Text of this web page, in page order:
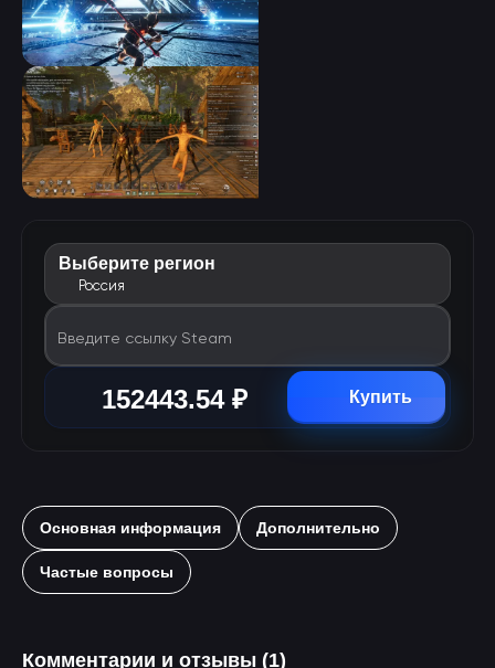
Выберите регион
Россия
Введите ссылку Steam
152443.54 ₽ Купить
Основная информация Дополнительно
Частые вопросы
Комментарии и отзывы (1)